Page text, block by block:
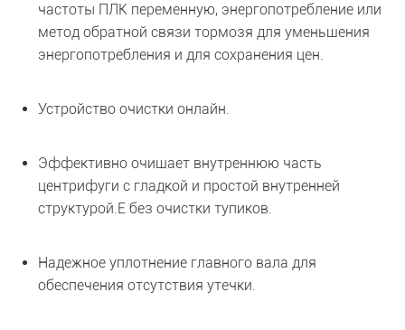
частоты ПЛК переменную, энергопотребление или
метод обратной связи тормозя для уменьшения
энергопотребления и для сохранения цен.
Устройство очистки онлайн.
Эффективно очищает внутреннюю часть
центрифуги с гладкой и простой внутренней
структурой.Е без очистки тупиков.
Надежное уплотнение главного вала для
обеспечения отсутствия утечки.